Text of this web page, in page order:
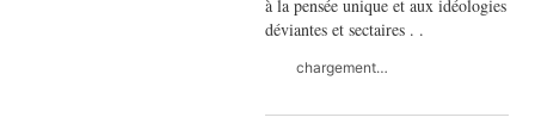
à la pensée unique et aux idéologies
déviantes et sectaires . .
chargement…